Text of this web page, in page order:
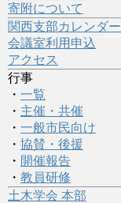
寄附について
関西支部カレンダー
会議室利用申込
アクセス
行事
・ 一覧
・ 主催・共催
・ 一般市民向け
・ 協賛・後援
・ 開催報告
・ 教員研修
土木学会 本部